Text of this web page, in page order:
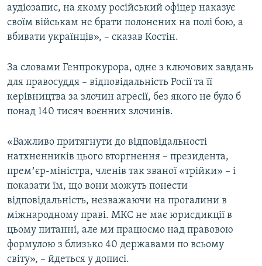
аудіозапис, на якому російський офіцер наказує
своїм військам не брати полонених на полі бою, а
вбивати українців», – сказав Костін.
За словами Генпрокурора, одне з ключових завдань
для правосуддя – відповідальність Росії та її
керівництва за злочин агресії, без якого не було б
понад 140 тисяч воєнних злочинів.
«Важливо притягнути до відповідальності
натхненників цього вторгнення – президента,
премʼєр-міністра, членів так званої «трійки» – і
показати їм, що вони можуть понести
відповідальність, незважаючи на прогалини в
міжнародному праві. МКС не має юрисдикції в
цьому питанні, але ми працюємо над правовою
формулою з близько 40 державами по всьому
світу», – йдеться у дописі.